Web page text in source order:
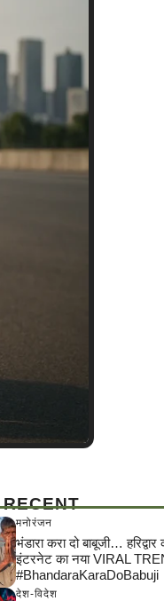
मनोरंजन
भंडारा करा दो बाबूजी…
इंटरनेट का नया VIRAL
#BhandaraKaraDoBabuji
देश-विदेश